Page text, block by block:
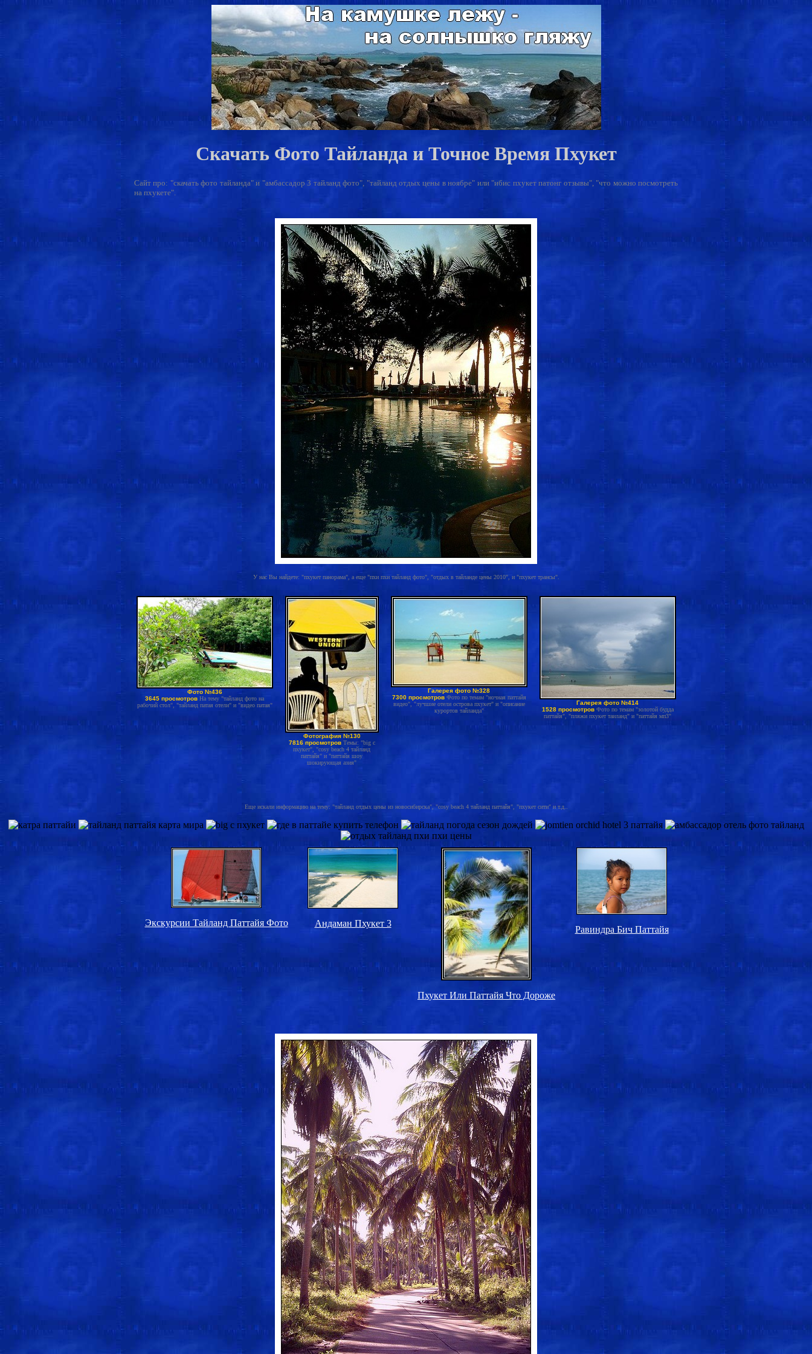
Скачать Фото Тайланда и Точное Время Пхукет
Сайт про: "скачать фото тайланда" и "амбассадор 3 тайланд фото", "тайланд отдых цены в ноябре" или "ибис пхукет патонг отзывы", "что можно посмотреть
на пхукете".
У нас Вы найдете: "пхукет панорама", а еще "пхи пхи тайланд фото", "отдых в тайланде цены 2010", и "пхукет трансы".
Фото №436
3645 просмотров На тему "тайланд фото на
рабочий стол", "тайланд патая отели" и "видео патая"
Фотография №130
7816 просмотров Темы: "big c
пхукет", "cosy beach 4 тайланд
паттайя" и "паттайя шоу
шокирующая азия"
Галерея фото №328
7300 просмотров Фото по темам "ночная паттайя
видео", "лучшие отели острова пхукет" и "описание
курортов тайланда"
Галерея фото №414
1528 просмотров Фото по темам "золотой будда
паттайя", "пляжи пхукет таиланд" и "паттайя мп3"
Еще искали информацию на тему: "тайланд отдых цены из новосибирска", "cosy beach 4 тайланд паттайя", "пхукет сити" и т.д..
Экскурсии Тайланд Паттайя Фото Андаман Пхукет 3
Пхукет Или Паттайя Что Дороже
Равиндра Бич Паттайя